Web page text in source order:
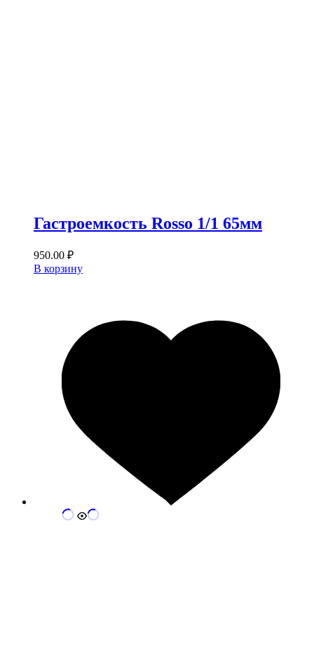
Гастроемкость Rosso 1/1 65мм
950.00 ₽
В корзину